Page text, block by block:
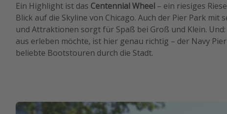
Ein Highlight ist das Centennial Wheel – ein riesiges
Blick auf die Skyline von Chicago. Auch der Pier Park mit
und Attraktionen sorgt für Spaß bei Groß und Klein.
aus erleben möchte, ist hier genau richtig – der Navy
beliebte Bootstouren durch die Stadt.